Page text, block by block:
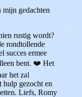
mijn gedachten
rustig wordt?
rondtollende
succes ermee
bent. ❤️ Het
het zal
hulp gezocht en
Liefs, Romy